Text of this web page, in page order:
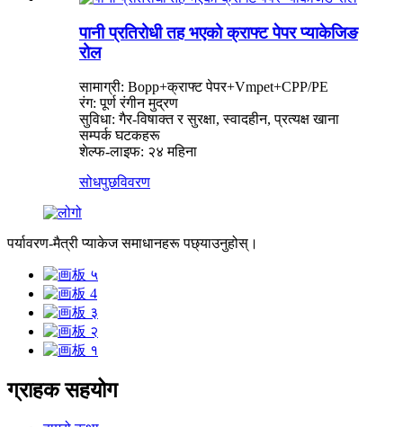
पानी प्रतिरोधी तह भएको क्राफ्ट पेपर प्याकेजिङ
रोल
सामाग्री: Bopp+क्राफ्ट पेपर+Vmpet+CPP/PE
रंग: पूर्ण रंगीन मुद्रण
सुविधा: गैर-विषाक्त र सुरक्षा, स्वादहीन, प्रत्यक्ष खाना
सम्पर्क घटकहरू
शेल्फ-लाइफ: २४ महिना
सोधपुछविवरण
पर्यावरण-मैत्री प्याकेज समाधानहरू पछ्याउनुहोस्।
ग्राहक सहयोग